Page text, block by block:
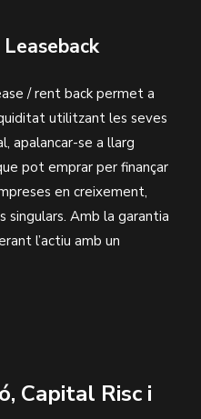
/ rent back permet a
utilitzant les seves
apalancar-se a llarg
pot emprar per finançar
en creixement,
singulars. Amb la garantia
l’actiu amb un
Capital Risc i